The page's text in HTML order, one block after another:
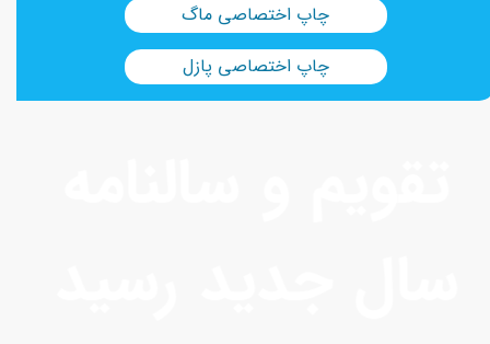
چاپ اختصاصی ماگ
چاپ اختصاصی پازل